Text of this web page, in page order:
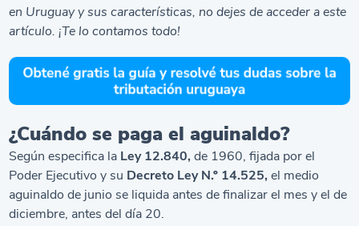
en Uruguay y sus características, no dejes de acceder a este
artículo. ¡Te lo contamos todo!
¿Cuándo se paga el aguinaldo?
Según especifica la Ley 12.840, de 1960, fijada por el
Poder Ejecutivo y su Decreto Ley N.º 14.525, el medio
aguinaldo de junio se liquida antes de finalizar el mes y el de
diciembre, antes del día 20.